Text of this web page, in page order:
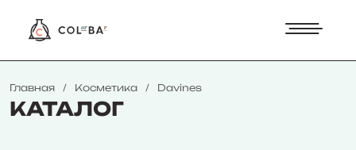
Главная Косметика Davines
КАТАЛОГ